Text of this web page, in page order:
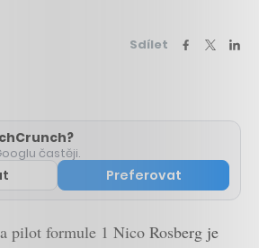
Sdílet
častěji.
Preferovat
pilot formule 1 Nico Rosberg je